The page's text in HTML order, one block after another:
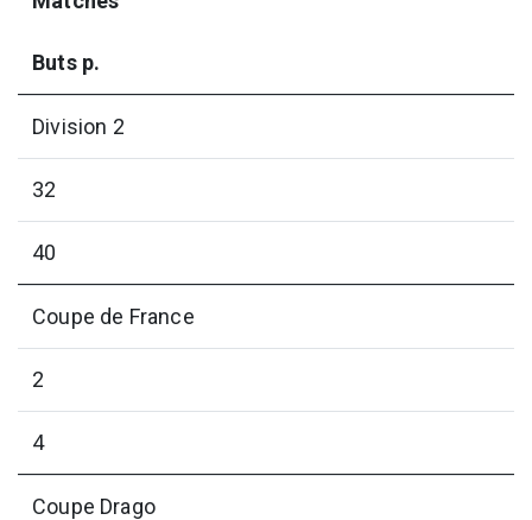
Buts p.
Division 2
32
40
Coupe de France
2
4
Coupe Drago